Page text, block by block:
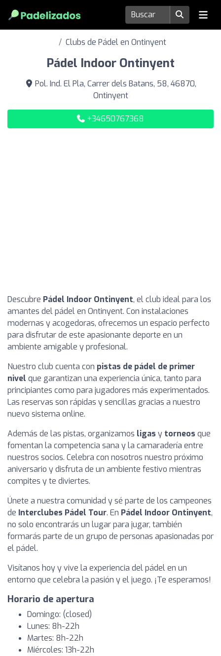
Clubs de Pádel en Ontinyent
Pádel Indoor Ontinyent
Pol. Ind. El Pla, Carrer dels Batans, 58, 46870,
Ontinyent
+34650767368
Descubre Pádel Indoor Ontinyent, el club ideal para los
amantes del pádel en Ontinyent. Con instalaciones
modernas y acogedoras, ofrecemos un espacio perfecto
para disfrutar de este apasionante deporte en un
ambiente amigable y profesional.
Nuestro club cuenta con pistas de pádel de primer
nivel que garantizan una experiencia única, tanto para
principiantes como para jugadores más experimentados.
Las reservas son rápidas y sencillas gracias a nuestro
nuevo sistema online.
Además de las pistas, organizamos ligas y torneos que
fomentan la competencia sana y la camaradería entre
nuestros socios. Celebra con nosotros nuestro próximo
aniversario y disfruta de un ambiente festivo mientras
compites y te diviertes.
Únete a nuestra comunidad y sé parte de los campeones
de Interclubes Pádel Tour. En Pádel Indoor Ontinyent,
no solo encontrarás un lugar para jugar, también
formarás parte de un grupo de personas apasionadas por
el pádel.
Visítanos hoy y vive la experiencia del pádel en un
entorno que celebra la pasión y el juego. ¡Te esperamos!
Horario de apertura
Domingo: (closed)
Lunes: 8h-22h
Martes: 8h-22h
Miércoles: 13h-22h